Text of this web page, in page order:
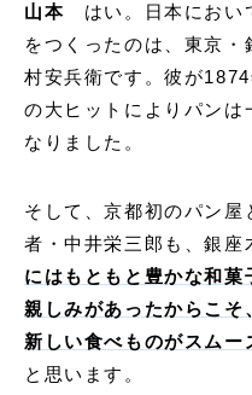
山本
はい。日本におい
をつくったのは、東京
村安兵衛です。彼が
の大ヒットによりパンは
なりました。
そして、京都初のパン屋
者・中井栄三郎も、銀
にはもともと豊かな和
親しみがあったからこそ
新しい食べものがスムー
と思います。